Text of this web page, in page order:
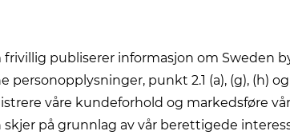
publiserer informasjon om Sweden
personopplysninger, punkt 2.1 (a), (g), (h)
våre kundeforhold og markedsføre
på grunnlag av vår berettigede